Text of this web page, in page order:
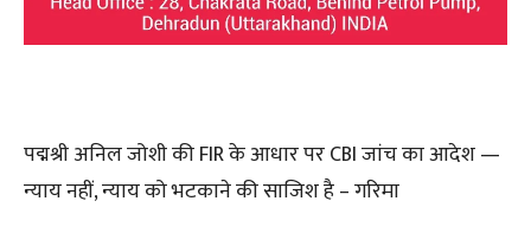
पद्मश्री अनिल जोशी की FIR के आधार पर CBI जांच का आदेश —
न्याय नहीं, न्याय को भटकाने की साजिश है – गरिमा